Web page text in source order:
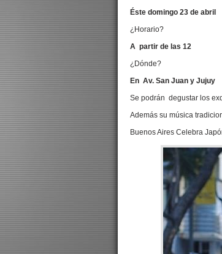
Éste domingo 23 de abril
¿Horario?
A partir de las 12
¿Dónde?
En Av. San Juan y Jujuy
Se podrán degustar los
Además su música
Buenos Aires Celebra